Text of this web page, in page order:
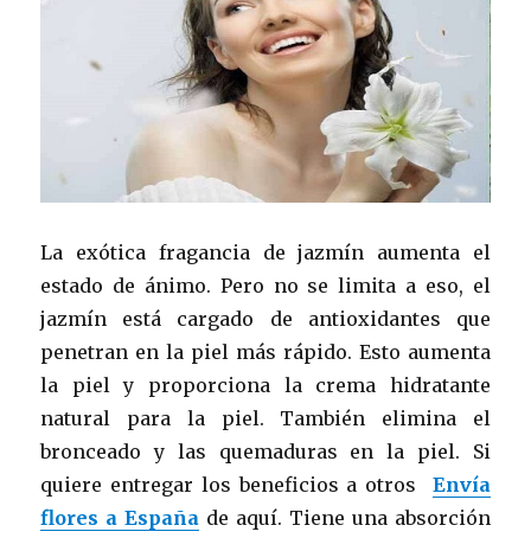
La exótica fragancia de jazmín aumenta el
estado de ánimo. Pero no se limita a eso, el
jazmín está cargado de antioxidantes que
penetran en la piel más rápido. Esto aumenta
la piel y proporciona la crema hidratante
natural para la piel. También elimina el
bronceado y las quemaduras en la piel. Si
quiere entregar los beneficios a otros
Envía
flores a España de aquí. Tiene una absorción